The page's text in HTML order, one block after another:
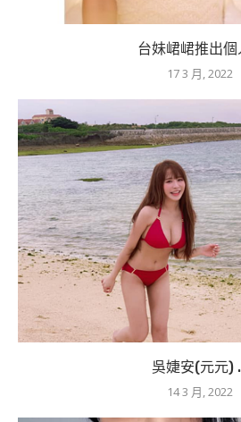
台妹峮峮推出個
17 3 月, 2022
吳婕安(元元)
14 3 月, 2022